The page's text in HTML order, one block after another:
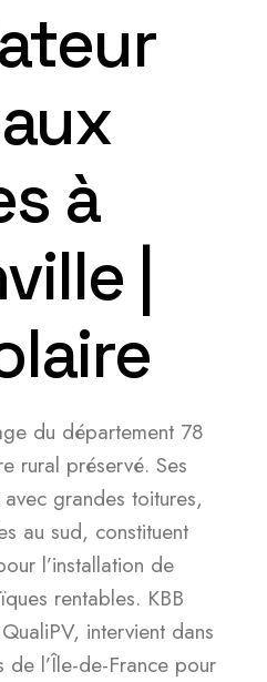
à
|
du département 78
rural préservé. Ses
grandes toitures,
au sud, constituent
l’installation de
rentables. KBB
intervient dans
de l’Île-de-France pour